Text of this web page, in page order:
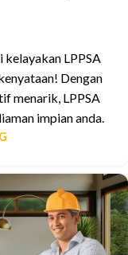
kelayakan LPPSA
Dengan
menarik, LPPSA
impian anda.